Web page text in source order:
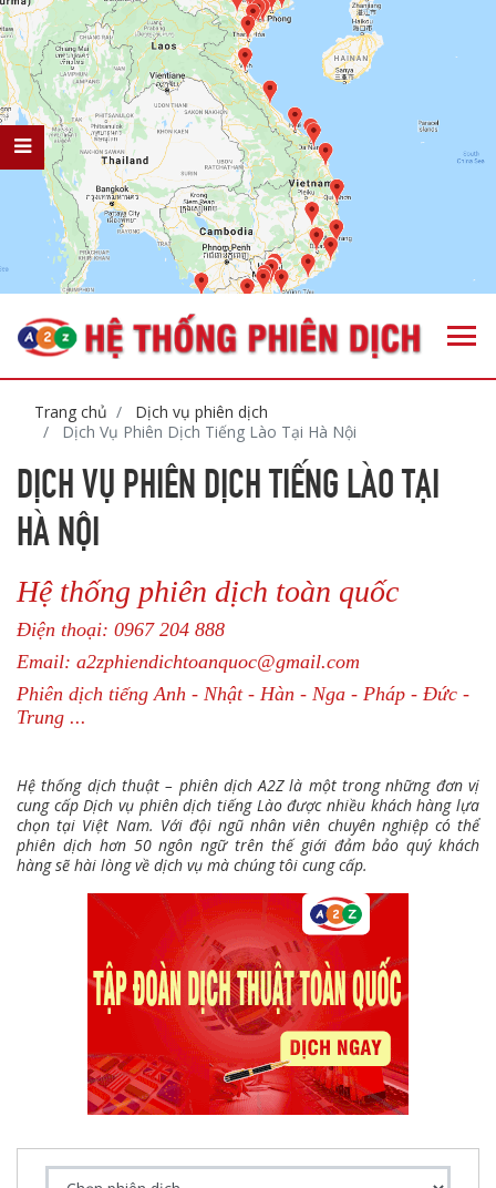
Trang chủ
Dịch vụ phiên dịch
Dịch Vụ Phiên Dịch Tiếng Lào Tại Hà Nội
DỊCH VỤ PHIÊN DỊCH TIẾNG LÀO TẠI
HÀ NỘI
Hệ thống phiên dịch toàn quốc
Điện thoại: 0967 204 888
Email: a2zphiendichtoanquoc@gmail.com
Phiên dịch tiếng Anh - Nhật - Hàn - Nga - Pháp - Đức -
Trung ...
Hệ thống dịch thuật – phiên dịch A2Z là một trong những đơn vị
cung cấp Dịch vụ phiên dịch tiếng Lào được nhiều khách hàng lựa
chọn tại Việt Nam. Với đội ngũ nhân viên chuyên nghiệp có thể
phiên dịch hơn 50 ngôn ngữ trên thế giới đảm bảo quý khách
hàng sẽ hài lòng về dịch vụ mà chúng tôi cung cấp.